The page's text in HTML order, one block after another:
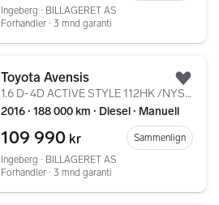
Ingeberg ∙ BILLAGERET AS
Forhandler ∙ 3 mnd garanti
Toyota Avensis
1.6 D-4D ACTIVE STYLE 112HK /NYSERVET/NAVI/KAM/KROK/DAB
2016 ∙ 188 000 km ∙ Diesel ∙ Manuell
109 990 kr
Sammenlign
Ingeberg ∙ BILLAGERET AS
Forhandler ∙ 3 mnd garanti